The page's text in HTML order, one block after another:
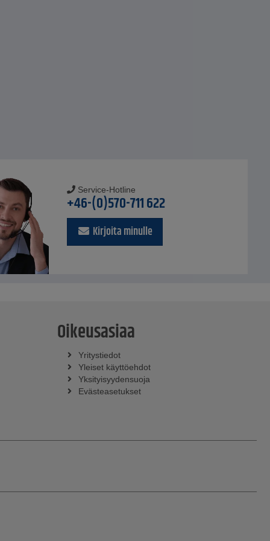
Service-Hotline
+46-(0)570-711 622
Kirjoita minulle
Oikeusasiaa
Yritystiedot
Yleiset käyttöehdot
Yksityisyydensuoja
Evästeasetukset